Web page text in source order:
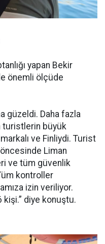
yapan Bekir
önemli ölçüde
güzeldi. Daha fazla
turistlerin büyük
ve Finliydi. Turist
Liman
ve tüm güvenlik
kontroller
izin veriliyor.
diye konuştu.